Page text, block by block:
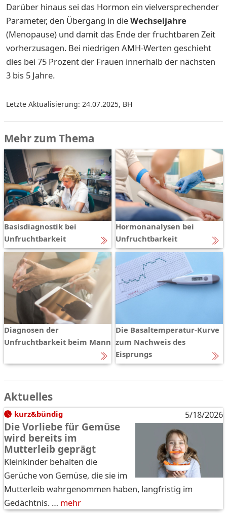
Darüber hinaus sei das Hormon ein vielversprechender
Parameter, den Übergang in dieWechseljahre
(Menopause) und damit das Ende der fruchtbaren Zeit
vorherzusagen. Bei niedrigen AMH-Werten geschieht
dies bei 75 Prozent der Frauen innerhalb der nächsten
3 bis 5 Jahre.
Letzte Aktualisierung: 24.07.2025, BH
Mehr zum Thema
Basisdiagnostik bei
Unfruchtbarkeit
Hormonanalysen bei
Unfruchtbarkeit
Diagnosen der
Unfruchtbarkeit beim Mann
Die Basaltemperatur-Kurve
zum Nachweis des
Eisprungs
Aktuelles
kurz&bündig 5/18/2026
Die Vorliebe für Gemüse
wird bereits im
Mutterleib geprägt
Kleinkinder behalten die
Gerüche von Gemüse, die sie im
Mutterleib wahrgenommen haben, langfristig im
Gedächtnis. … mehr